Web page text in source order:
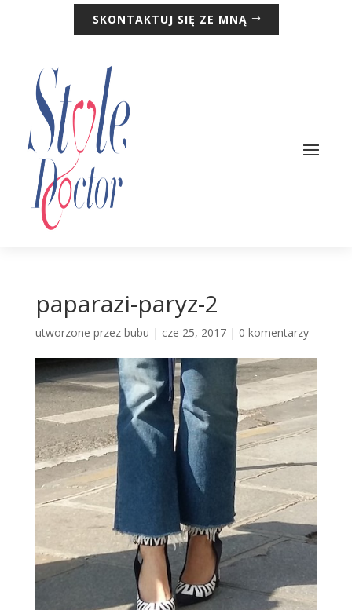
SKONTAKTUJ SIĘ ZE MNĄ
paparazi-paryz-2
utworzone przez bubu | cze 25, 2017| 0 komentarzy